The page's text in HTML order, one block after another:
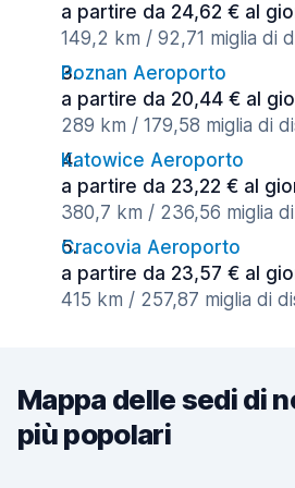
a partire da 24,62 € al
149,2 km / 92,71 miglia di
Poznan Aeroporto
a partire da 20,44 € al
289 km / 179,58 miglia di
Katowice Aeroporto
a partire da 23,22 € al
380,7 km / 236,56 miglia
Cracovia Aeroporto
a partire da 23,57 € al
415 km / 257,87 miglia di
Mappa delle sedi di
più popolari